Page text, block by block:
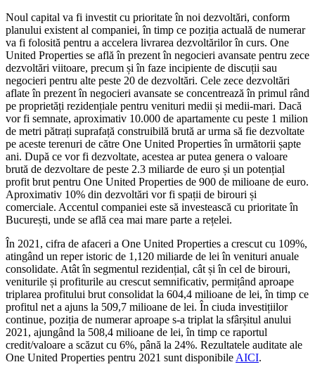
Noul capital va fi investit cu prioritate în noi dezvoltări, conform
planului existent al companiei, în timp ce poziția actuală de numerar
va fi folosită pentru a accelera livrarea dezvoltărilor în curs. One
United Properties se află în prezent în negocieri avansate pentru zece
dezvoltări viitoare, precum și în faze incipiente de discuții sau
negocieri pentru alte peste 20 de dezvoltări. Cele zece dezvoltări
aflate în prezent în negocieri avansate se concentrează în primul rând
pe proprietăți rezidențiale pentru venituri medii și medii-mari. Dacă
vor fi semnate, aproximativ 10.000 de apartamente cu peste 1 milion
de metri pătrați suprafață construibilă brută ar urma să fie dezvoltate
pe aceste terenuri de către One United Properties în următorii șapte
ani. După ce vor fi dezvoltate, acestea ar putea genera o valoare
brută de dezvoltare de peste 2.3 miliarde de euro și un potențial
profit brut pentru One United Properties de 900 de milioane de euro.
Aproximativ 10% din dezvoltări vor fi spații de birouri și
comerciale. Accentul companiei este să investească cu prioritate în
București, unde se află cea mai mare parte a rețelei.
În 2021, cifra de afaceri a One United Properties a crescut cu 109%,
atingând un reper istoric de 1,120 miliarde de lei în venituri anuale
consolidate. Atât în ​​segmentul rezidențial, cât și în cel de birouri,
veniturile și profiturile au crescut semnificativ, permițând aproape
triplarea profitului brut consolidat la 604,4 milioane de lei, în timp ce
profitul net a ajuns la 509,7 milioane de lei. În ciuda investițiilor
continue, poziția de numerar aproape s-a triplat la sfârșitul anului
2021, ajungând la 508,4 milioane de lei, în timp ce raportul
credit/valoare a scăzut cu 6%, până la 24%. Rezultatele auditate ale
One United Properties pentru 2021 sunt disponibile AICI.